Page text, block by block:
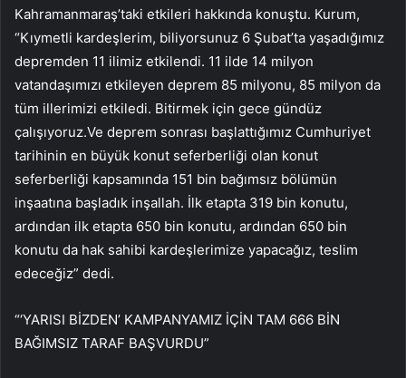
Kahramanmaraş’taki etkileri hakkında konuştu. Kurum,
“Kıymetli kardeşlerim, biliyorsunuz 6 Şubat’ta yaşadığımız
depremden 11 ilimiz etkilendi. 11 ilde 14 milyon
vatandaşımızı etkileyen deprem 85 milyonu, 85 milyon da
tüm illerimizi etkiledi. Bitirmek için gece gündüz
çalışıyoruz.Ve deprem sonrası başlattığımız Cumhuriyet
tarihinin en büyük konut seferberliği olan konut
seferberliği kapsamında 151 bin bağımsız bölümün
inşaatına başladık inşallah. İlk etapta 319 bin konutu,
ardından ilk etapta 650 bin konutu, ardından 650 bin
konutu da hak sahibi kardeşlerimize yapacağız, teslim
edeceğiz” dedi.
“‘YARISI BİZDEN’ KAMPANYAMIZ İÇİN TAM 666 BİN
BAĞIMSIZ TARAF BAŞVURDU”